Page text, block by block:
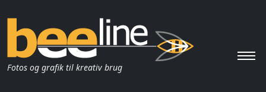
Fotos og grafik til kreativ brug